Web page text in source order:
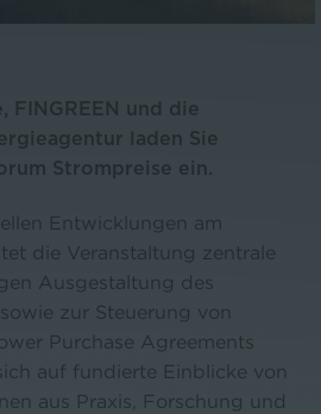
FINGREEN und die
laden Sie
Strompreise ein.
Entwicklungen am
die Veranstaltung zentrale
Ausgestaltung des
zur Steuerung von
Purchase Agreements
auf fundierte Einblicke von
aus Praxis, Forschung und